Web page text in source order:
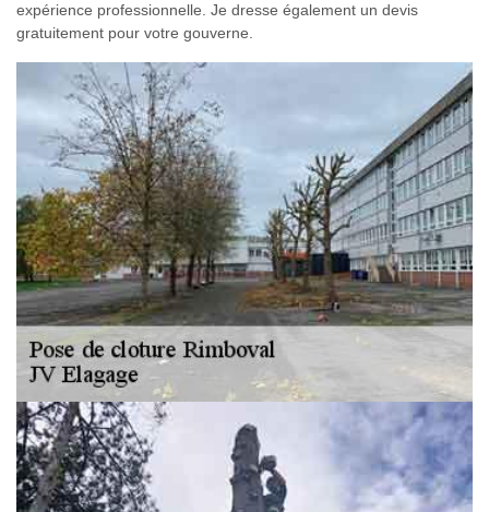
expérience professionnelle. Je dresse également un devis
gratuitement pour votre gouverne.